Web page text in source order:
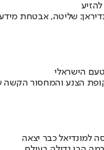
שליטה, אבטחת מידע
הישראלי
למונדיאל כבר יצאה